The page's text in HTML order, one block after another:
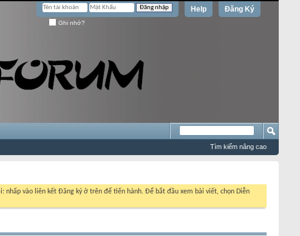
Đăng Ký
Help
Ghi nhớ?
Tìm kiếm nâng cao
nhấp vào liên kết Đăng ký ở trên để tiến hành. Để bắt đầu xem bài viết, chọn Diễn